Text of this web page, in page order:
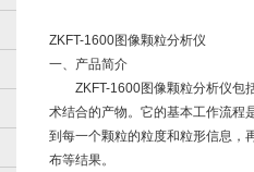
ZKFT-1600图像颗粒分析仪
一、产品简介
ZKFT-1600图像颗粒分析仪包括
术结合的产物。它的基本工作流程
到每一个颗粒的粒度和粒形信息，
布等结果。